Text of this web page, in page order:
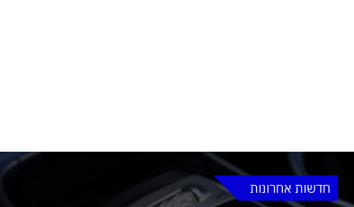
חדשות אחרונות